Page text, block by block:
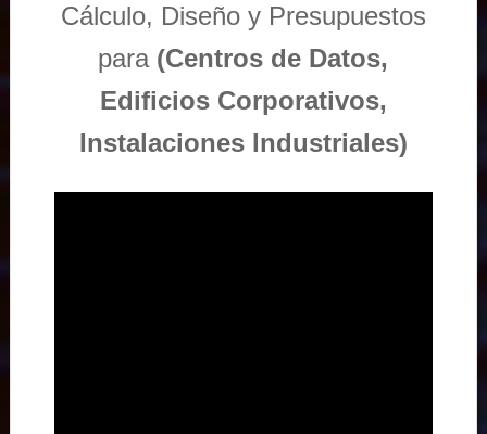
Cálculo, Diseño y Presupuestos
para (Centros de Datos,
Edificios Corporativos,
Instalaciones Industriales)